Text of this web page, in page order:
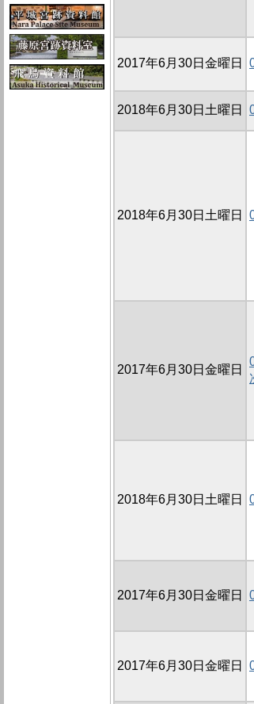
2017年6月30日金曜日
2018年6月30日土曜日
2018年6月30日土曜日
2017年6月30日金曜日
2018年6月30日土曜日
2017年6月30日金曜日
2017年6月30日金曜日